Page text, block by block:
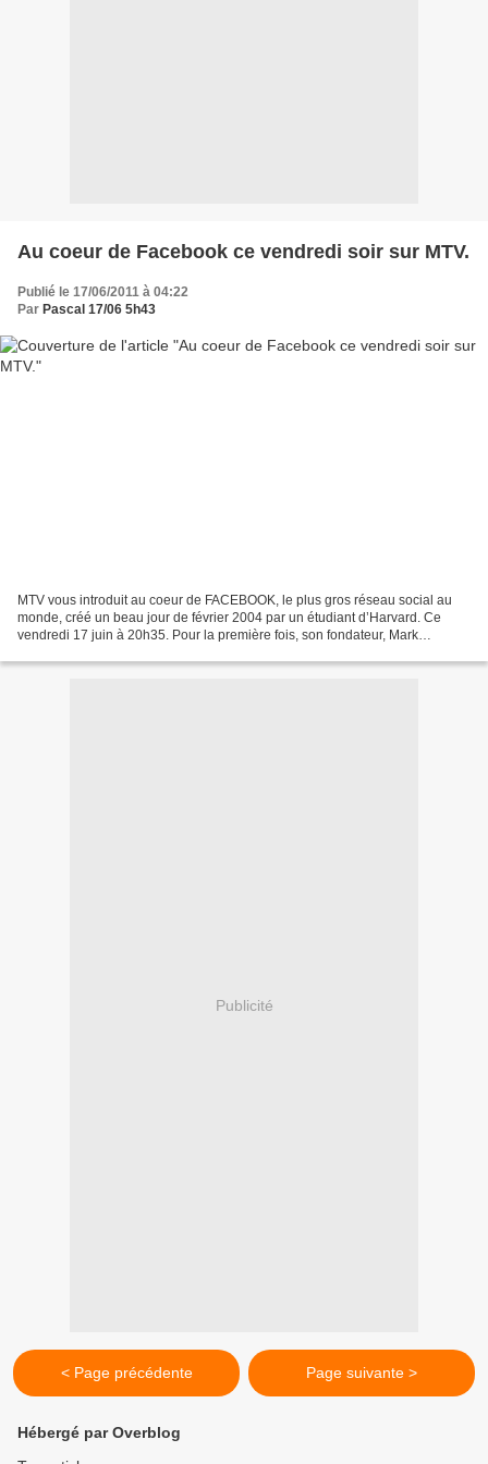
Au coeur de Facebook ce vendredi soir sur MTV.
Publié le 17/06/2011 à 04:22
Par Pascal 17/06 5h43
MTV vous introduit au coeur de FACEBOOK, le plus gros réseau social au
monde, créé un beau jour de février 2004 par un étudiant d’Harvard. Ce
vendredi 17 juin à 20h35. Pour la première fois, son fondateur, Mark
Publicité
< Page précédente Page suivante >
Hébergé par Overblog